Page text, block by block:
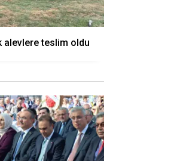
alevlere teslim oldu